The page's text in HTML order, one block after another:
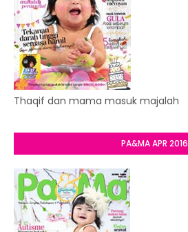
Thaqif dan mama masuk majalah
PA&MA APR 2016